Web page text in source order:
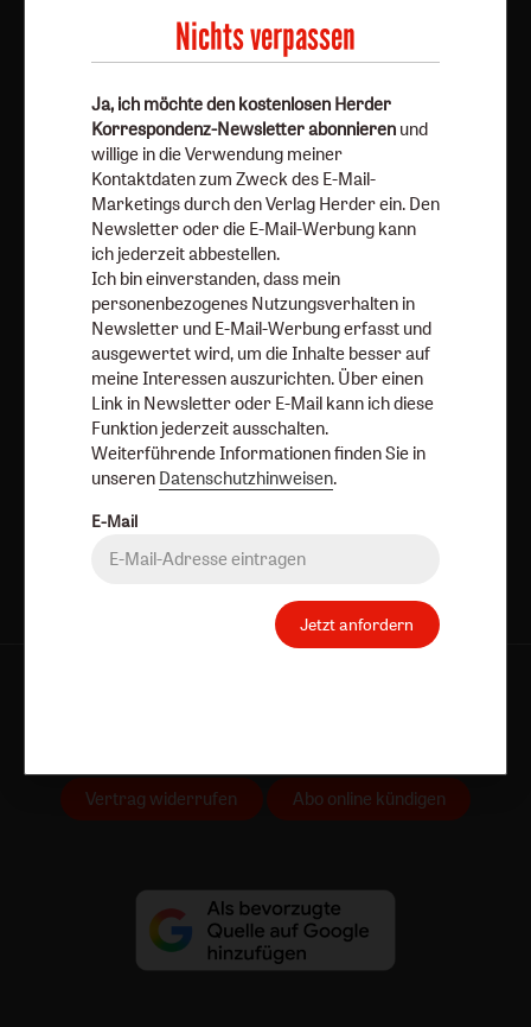
die Verwendung meiner Kontaktdaten zum Zweck des E-
Mail-Marketings durch den Verlag Herder ein. Den
abbestellen.
Ich bin einverstanden, dass mein personenbezogenes
Nutzungsverhalten in Newsletter und E-Mail-Werbung
erfasst und ausgewertet wird, um die Inhalte besser auf
meine Interessen auszurichten. Über einen Link in
Newsletter oder E-Mail kann ich diese Funktion jederzeit
ausschalten.
Weiterführende Informationen finden Sie in unseren
Datenschutzhinweisen
Vertrag widerrufen Abo online kündigen
Nichts verpassen
Ja, ich möchte den kostenlosen Herder
Korrespondenz-Newsletter abonnieren und
willige in die Verwendung meiner
Kontaktdaten zum Zweck des E-Mail-
Marketings durch den Verlag Herder ein. Den
Newsletter oder die E-Mail-Werbung kann
ich jederzeit abbestellen.
Ich bin einverstanden, dass mein
personenbezogenes Nutzungsverhalten in
Newsletter und E-Mail-Werbung erfasst und
ausgewertet wird, um die Inhalte besser auf
meine Interessen auszurichten. Über einen
Link in Newsletter oder E-Mail kann ich diese
Funktion jederzeit ausschalten.
Weiterführende Informationen finden Sie in
unseren Datenschutzhinweisen.
E-Mail
Jetzt anfordern